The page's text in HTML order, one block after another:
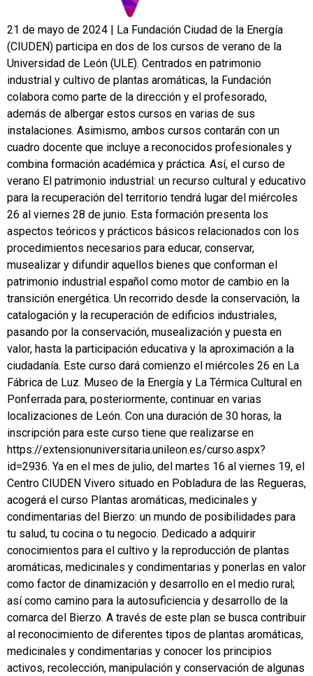
21 de mayo de 2024 | La Fundación Ciudad de la Energía
(CIUDEN) participa en dos de los cursos de verano de la
Universidad de León (ULE). Centrados en patrimonio
industrial y cultivo de plantas aromáticas, la Fundación
colabora como parte de la dirección y el profesorado,
además de albergar estos cursos en varias de sus
instalaciones. Asimismo, ambos cursos contarán con un
cuadro docente que incluye a reconocidos profesionales y
combina formación académica y práctica. Así, el curso de
verano El patrimonio industrial: un recurso cultural y educativo
para la recuperación del territorio tendrá lugar del miércoles
26 al viernes 28 de junio. Esta formación presenta los
aspectos teóricos y prácticos básicos relacionados con los
procedimientos necesarios para educar, conservar,
musealizar y difundir aquellos bienes que conforman el
patrimonio industrial español como motor de cambio en la
transición energética. Un recorrido desde la conservación, la
catalogación y la recuperación de edificios industriales,
pasando por la conservación, musealización y puesta en
valor, hasta la participación educativa y la aproximación a la
ciudadanía. Este curso dará comienzo el miércoles 26 en La
Fábrica de Luz. Museo de la Energía y La Térmica Cultural en
Ponferrada para, posteriormente, continuar en varias
localizaciones de León. Con una duración de 30 horas, la
inscripción para este curso tiene que realizarse en
https://extensionuniversitaria.unileon.es/curso.aspx?
id=2936. Ya en el mes de julio, del martes 16 al viernes 19, el
Centro CIUDEN Vivero situado en Pobladura de las Regueras,
acogerá el curso Plantas aromáticas, medicinales y
condimentarias del Bierzo: un mundo de posibilidades para
tu salud, tu cocina o tu negocio. Dedicado a adquirir
conocimientos para el cultivo y la reproducción de plantas
aromáticas, medicinales y condimentarias y ponerlas en valor
como factor de dinamización y desarrollo en el medio rural;
así como camino para la autosuficiencia y desarrollo de la
comarca del Bierzo. A través de este plan se busca contribuir
al reconocimiento de diferentes tipos de plantas aromáticas,
medicinales y condimentarias y conocer los principios
activos, recolección, manipulación y conservación de algunas